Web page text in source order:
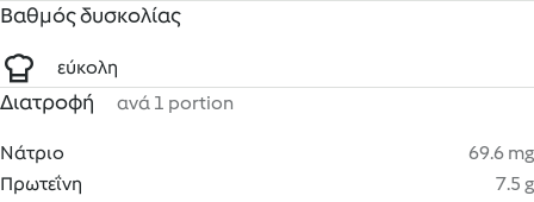
Βαθμός δυσκολίας
εύκολη
Διατροφή ανά 1 portion
Νάτριο
69.6 mg
Πρωτεΐνη
7.5 g